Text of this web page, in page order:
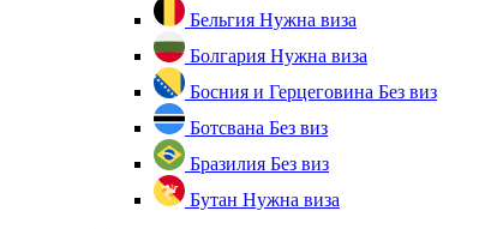
Бельгия Нужна виза
Болгария Нужна виза
Босния и Герцеговина Без виз
Ботсвана Без виз
Бразилия Без виз
Бутан Нужна виза